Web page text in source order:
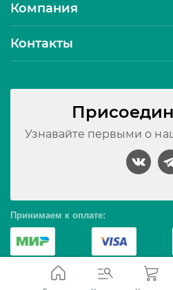
Компания
Контакты
Узнавайте первыми о
Принимаем к оплате:
© 2010 – 2026 Интернет-магазин